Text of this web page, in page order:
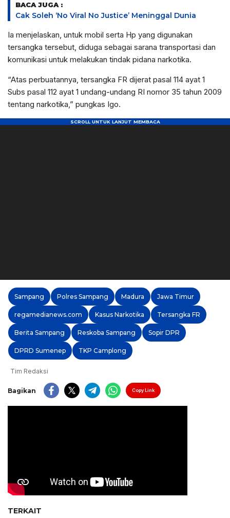
BACA JUGA :
Cak Soleh ‘No Viral No Justice’ Meninggal Dunia
Ia menjelaskan, untuk mobil serta Hp yang digunakan
tersangka tersebut, diduga sebagai sarana transportasi dan
komunikasi untuk melakukan tindak pidana narkotika.
“Atas perbuatannya, tersangka FR dijerat pasal 114 ayat 1
Subs pasal 112 ayat 1 undang-undang RI nomor 35 tahun 2009
tentang narkotika,” pungkas Igo.
Sampang Polres Sampang Madura Jawa Timur
regamedianews.com Kasus Narkotika Tersangka FR
Berita Sampang Reskoba Sampang Sopir DPR
DPRD Sumenep TKP Camplong
Tim Redaksi
Bagikan Copy Link
TERKAIT